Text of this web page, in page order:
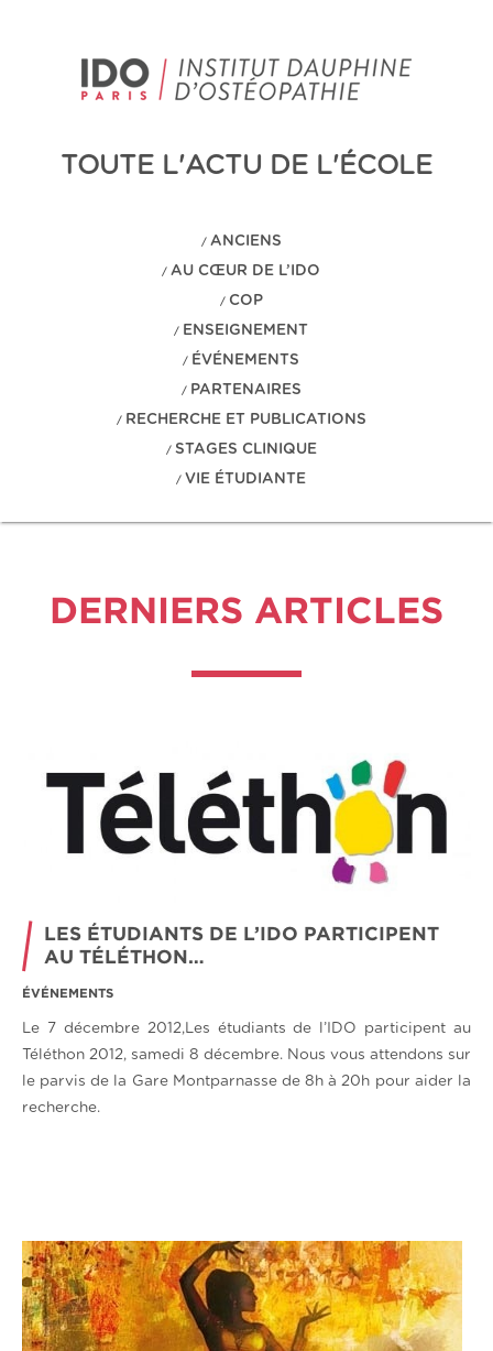
TOUTE L'ACTU DE L'ÉCOLE
/ ANCIENS
/ AU CŒUR DE L’IDO
/ COP
/ ENSEIGNEMENT
/ ÉVÉNEMENTS
/ PARTENAIRES
/ RECHERCHE ET PUBLICATIONS
/ STAGES CLINIQUE
/ VIE ÉTUDIANTE
DERNIERS ARTICLES
LES ÉTUDIANTS DE L’IDO PARTICIPENT
AU TÉLÉTHON…
ÉVÉNEMENTS
Le 7 décembre 2012,Les étudiants de l’IDO participent au
Téléthon 2012, samedi 8 décembre. Nous vous attendons sur
le parvis de la Gare Montparnasse de 8h à 20h pour aider la
recherche.